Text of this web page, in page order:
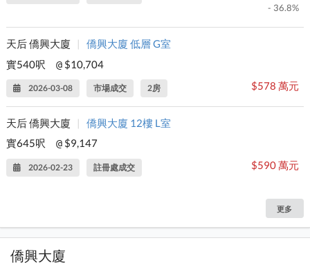
- 36.8%
天后 僑興大廈
僑興大廈 低層 G室
實540呎
@ $10,704
2026-03-08 市場成交 2房 $578 萬元
天后 僑興大廈 |
僑興大廈 12樓 L室
實645呎
@ $9,147
2026-02-23 註冊處成交 $590 萬元
更多
僑興大廈